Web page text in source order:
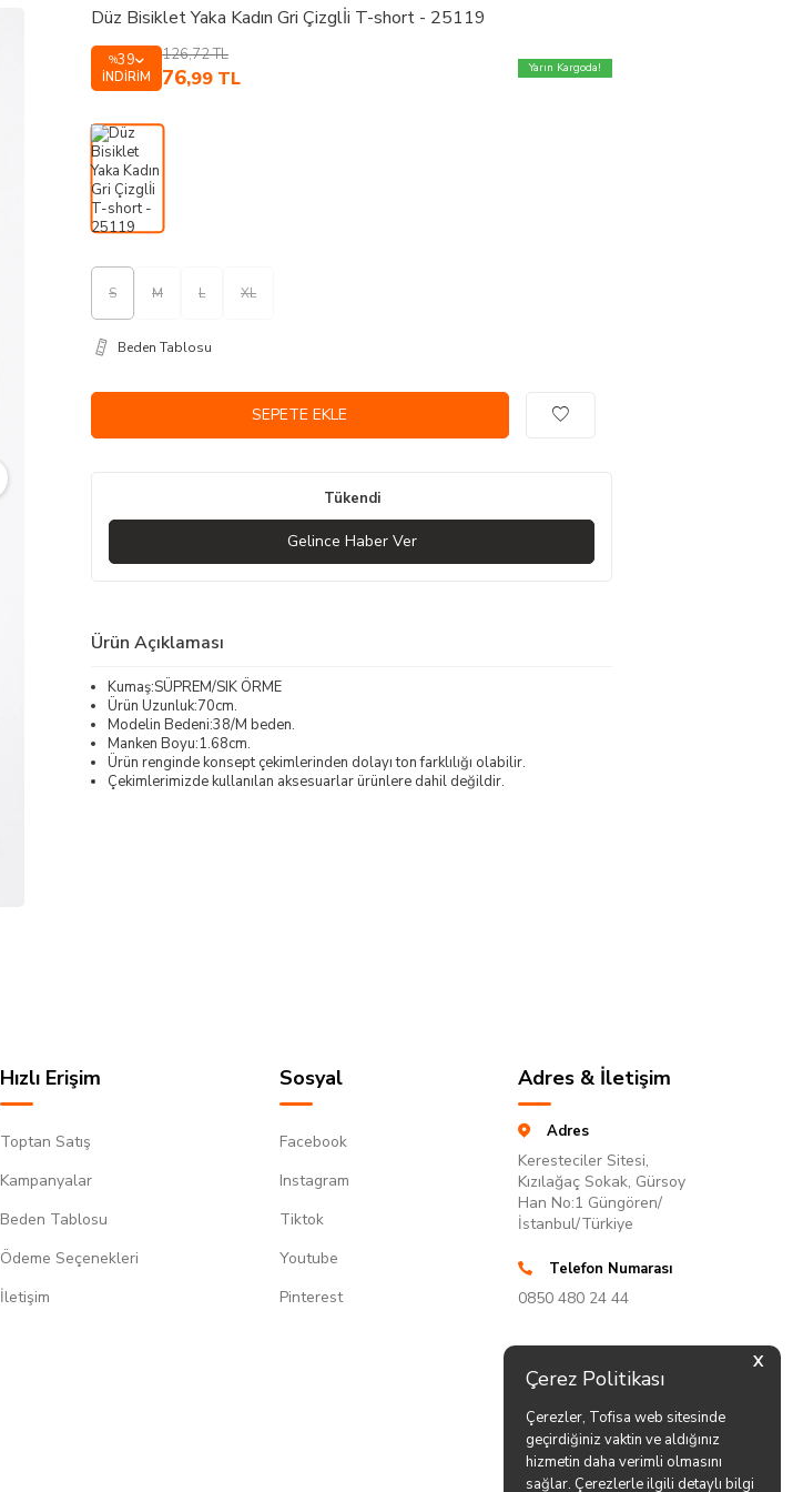
X
Çerez Politikası
Çerezler, Tofisa web sitesinde
geçirdiğiniz vaktin ve aldığınız
hizmetin daha verimli olmasını
sağlar. Çerezlerle ilgili detaylı bilgi
Düz Bisiklet Yaka Kadın Gri Çizglİi T-short - 25119
%39
İNDIRIM
126,72TL
76,99 TL Yarın Kargoda!
S M L XL
Beden Tablosu
SEPETE EKLE
Tükendi
Gelince Haber Ver
Ürün Açıklaması
Kumaş:SÜPREM/SIK ÖRME
Ürün Uzunluk:70cm.
Modelin Bedeni:38/M beden.
Manken Boyu:1.68cm.
Ürün renginde konsept çekimlerinden dolayı ton farklılığı olabilir.
Çekimlerimizde kullanılan aksesuarlar ürünlere dahil değildir.
Hızlı Erişim
Toptan Satış
Kampanyalar
Beden Tablosu
Ödeme Seçenekleri
İletişim
Sosyal
Facebook
Instagram
Tiktok
Youtube
Pinterest
Adres & İletişim
Adres
Keresteciler Sitesi,
Kızılağaç Sokak, Gürsoy
Han No:1 Güngören/
İstanbul/Türkiye
Telefon Numarası
0850 480 24 44